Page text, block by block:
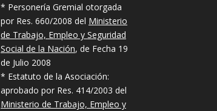
* Personería Gremial otorgada
por Res. 660/2008 del Ministerio
de Trabajo, Empleo y Seguridad
Social de la Nación, de Fecha 19
de Julio 2008
* Estatuto de la Asociación:
aprobado por Res. 414/2003 del
Ministerio de Trabajo, Empleo y